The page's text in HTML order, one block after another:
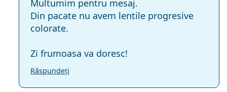
Multumim pentru mesaj.
Din pacate nu avem lentile progresive
colorate.
Zi frumoasa va doresc!
Răspundeți